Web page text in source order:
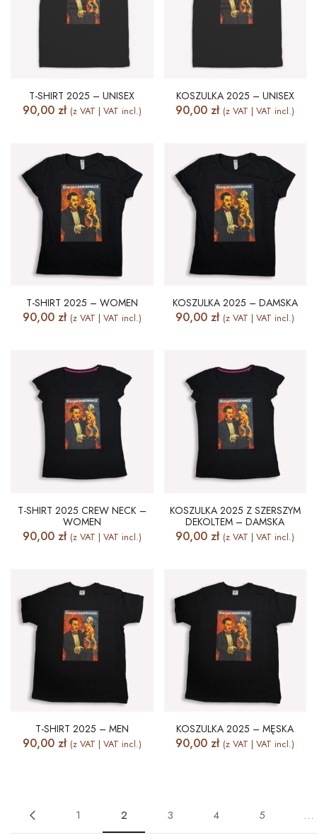
T-SHIRT 2025 – UNISEX
90,00 zł (z VAT | VAT incl.)
KOSZULKA 2025 – UNISEX
90,00zł (z VAT | VAT incl.)
T-SHIRT 2025 – WOMEN
90,00 zł (z VAT | VAT incl.)
KOSZULKA 2025 – DAMSKA
90,00zł (z VAT | VAT incl.)
T-SHIRT 2025 CREW NECK –
WOMEN
90,00 zł (z VAT | VAT incl.)
KOSZULKA 2025 Z SZERSZYM
DEKOLTEM – DAMSKA
90,00zł (z VAT | VAT incl.)
T-SHIRT 2025 – MEN
90,00 zł (z VAT | VAT incl.)
KOSZULKA 2025 – MĘSKA
90,00zł (z VAT | VAT incl.)
1 2 3 4 5 …